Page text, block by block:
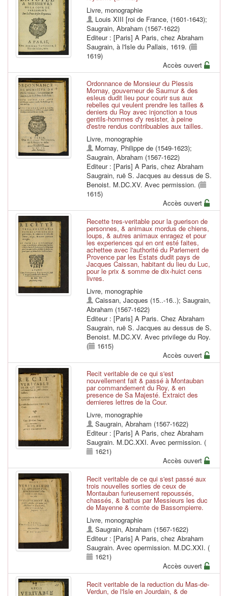
Livre, monographie
Louis XIII [roi de France, (1601-1643);
Saugrain, Abraham (1567-1622)
Editeur : [Paris] A Paris, chez Abraham
Saugrain, à l'Isle du Pallais, 1619. (
1619)
Accès ouvert
Ordonnance de Monsieur du Plessis
Mornay, gouverneur de Saumur & des
esleus dudit lieu pour courir sus aux
rebelles qui veulent prendre les tailles &
deniers du Roy avec injonction a tous
gentils-hommes d'y resister, à peine
d'estre rendus contribuables aux tailles.
Livre, monographie
Mornay, Philippe de (1549-1623);
Saugrain, Abraham (1567-1622)
Editeur : [Paris] A Paris, chez Abraham
Saugrain, ruë S. Jacques au dessus de S.
Benoist. M.DC.XV. Avec permission. (
1615)
Accès ouvert
Recette tres-veritable pour la guerison de
personnes, & animaux mordus de chiens,
loups, & autres animaux enragez et pour
les experiences qui en ont esté faites,
achettee avec l'authorité du Parlement de
Provence par les Estats dudit pays de
Jacques Caissan, habitant du lieu du Luc,
pour le prix & somme de dix-huict cens
livres.
Livre, monographie
Caissan, Jacques (15..-16..); Saugrain,
Abraham (1567-1622)
Editeur : [Paris] A Paris. Chez Abraham
Saugrain, ruë S. Jacques au dessus de S.
Benoist. M.DC.XV. Avec privilege du Roy.
(
1615)
Accès ouvert
Recit veritable de ce qui s'est
nouvellement fait & passé à Montauban
par commandement du Roy, & en
presence de Sa Majesté. Extraict des
dernieres lettres de la Cour.
Livre, monographie
Saugrain, Abraham (1567-1622)
Editeur : [Paris] A Paris, chez Abraham
Saugrain. M.DC.XXI. Avec permission. (
1621)
Accès ouvert
Recit veritable de ce qui s'est passé aux
trois nouvelles sorties de ceux de
Montauban furieusement repoussés,
chassés, & battus par Messieurs les duc
de Mayenne & comte de Bassompierre.
Livre, monographie
Saugrain, Abraham (1567-1622)
Editeur : [Paris] A Paris, chez Abraham
Saugrain. Avec opermission. M.DC.XXI. (
1621)
Accès ouvert
Recit veritable de la reduction du Mas-de-
Verdun, de l'Isle en Jourdain, & de